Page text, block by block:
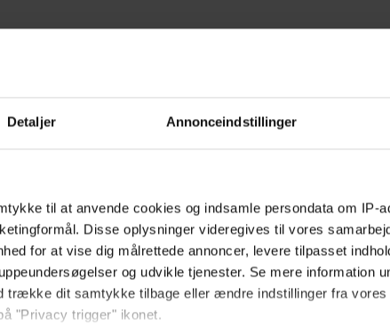
Detaljer Annonceindstillinger
til at anvende cookies og indsamle persondata om IP-
Disse oplysninger videregives til vores
for at vise dig målrettede annoncer, levere tilpasset
og udvikle tjenester. Se mere information
trække dit samtykke tilbage eller ændre indstillinger fra vores
"Privacy trigger" ikonet.